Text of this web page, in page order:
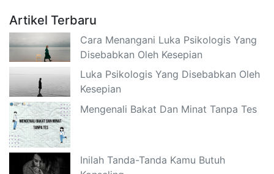
Artikel Terbaru
Cara Menangani Luka Psikologis Yang
Disebabkan Oleh Kesepian
Luka Psikologis Yang Disebabkan Oleh
Kesepian
Mengenali Bakat Dan Minat Tanpa Tes
Inilah Tanda-Tanda Kamu Butuh